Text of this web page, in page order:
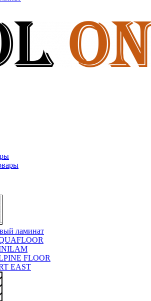
ламинат
FLOOR
EAST